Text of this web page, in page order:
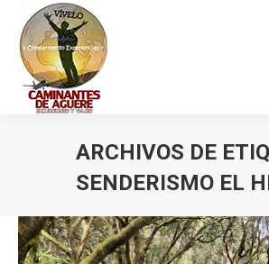
ARCHIVOS DE
SENDERISMO EL